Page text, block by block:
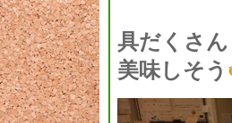
具だくさ
美味しそう